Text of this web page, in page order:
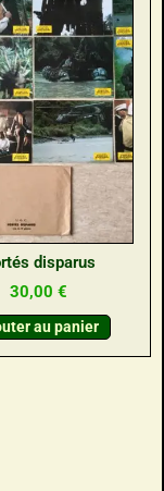
disparus
30,00 €
au panier